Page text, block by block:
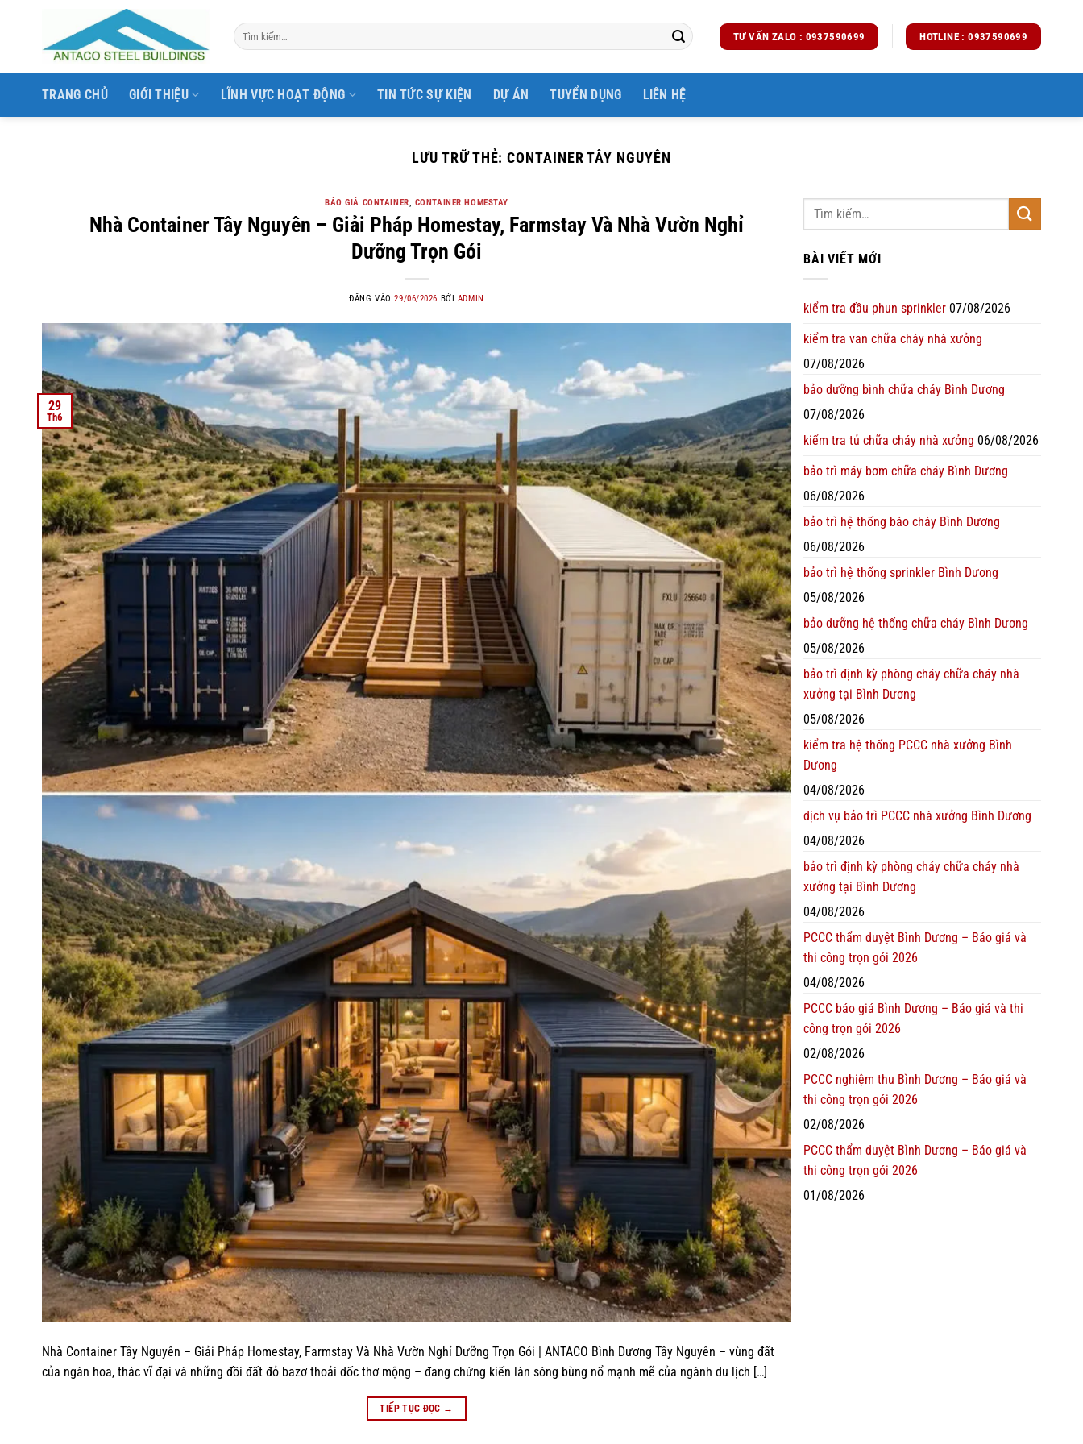
dung
TƯ VẤN ZALO : 0937590699 HOTLINE : 0937590699
TRANG CHỦ GIỚI THIỆU LĨNH VỰC HOẠT ĐỘNG TIN TỨC SỰ KIỆN DỰ ÁN TUYỂN DỤNG LIÊN HỆ
LƯU TRỮ THẺ:CONTAINER TÂY NGUYÊN
BÁO GIÁ CONTAINER, CONTAINER HOMESTAY
Nhà Container Tây Nguyên – Giải Pháp Homestay, Farmstay Và Nhà Vườn Nghỉ
Dưỡng Trọn Gói
ĐĂNG VÀO29/06/2026 BỞI ADMIN
29
Th6
Nhà Container Tây Nguyên – Giải Pháp Homestay, Farmstay Và Nhà Vườn Nghỉ Dưỡng Trọn Gói | ANTACO Bình Dương Tây Nguyên – vùng đất
của ngàn hoa, thác vĩ đại và những đồi đất đỏ bazơ thoải dốc thơ mộng – đang chứng kiến làn sóng bùng nổ mạnh mẽ của ngành du lịch […]
TIẾP TỤC ĐỌC →
BÀI VIẾT MỚI
kiểm tra đầu phun sprinkler 07/08/2026
kiểm tra van chữa cháy nhà xưởng
07/08/2026
bảo dưỡng bình chữa cháy Bình Dương
07/08/2026
kiểm tra tủ chữa cháy nhà xưởng 06/08/2026
bảo trì máy bơm chữa cháy Bình Dương
06/08/2026
bảo trì hệ thống báo cháy Bình Dương
06/08/2026
bảo trì hệ thống sprinkler Bình Dương
05/08/2026
bảo dưỡng hệ thống chữa cháy Bình Dương
05/08/2026
bảo trì định kỳ phòng cháy chữa cháy nhà
xưởng tại Bình Dương
05/08/2026
kiểm tra hệ thống PCCC nhà xưởng Bình
Dương
04/08/2026
dịch vụ bảo trì PCCC nhà xưởng Bình Dương
04/08/2026
bảo trì định kỳ phòng cháy chữa cháy nhà
xưởng tại Bình Dương
04/08/2026
PCCC thẩm duyệt Bình Dương – Báo giá và
thi công trọn gói 2026
04/08/2026
PCCC báo giá Bình Dương – Báo giá và thi
công trọn gói 2026
02/08/2026
PCCC nghiệm thu Bình Dương – Báo giá và
thi công trọn gói 2026
02/08/2026
PCCC thẩm duyệt Bình Dương – Báo giá và
thi công trọn gói 2026
01/08/2026